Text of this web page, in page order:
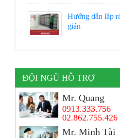
Hướng dẫn lắp
giản
ĐỘI NGŨ HỖ TRỢ
Mr. Quang
0913.333.756
02.862.755.426
Mr. Minh Tài